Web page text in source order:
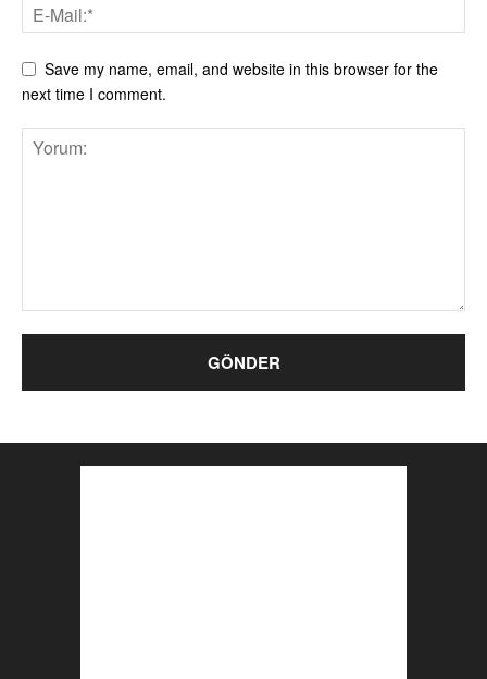
Save my name, email, and website in this browser for the
next time I comment.